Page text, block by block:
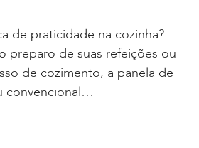
de praticidade na cozinha?
preparo de suas refeições ou
de cozimento, a panela de
convencional…